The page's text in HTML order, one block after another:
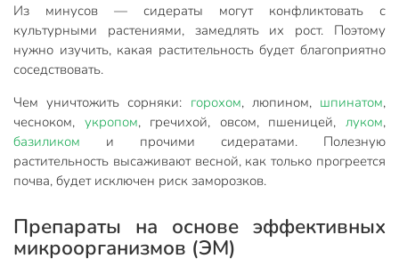
Из минусов — сидераты могут конфликтовать с
культурными растениями, замедлять их рост. Поэтому
нужно изучить, какая растительность будет благоприятно
соседствовать.
Чем уничтожить сорняки: горохом, люпином, шпинатом,
чесноком, укропом, гречихой, овсом, пшеницей,луком,
базиликом и прочими сидератами. Полезную
растительность высаживают весной, как только прогреется
почва, будет исключен риск заморозков.
Препараты на основе эффективных
микроорганизмов (ЭМ)